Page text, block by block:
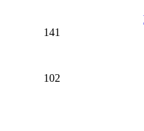
141
102